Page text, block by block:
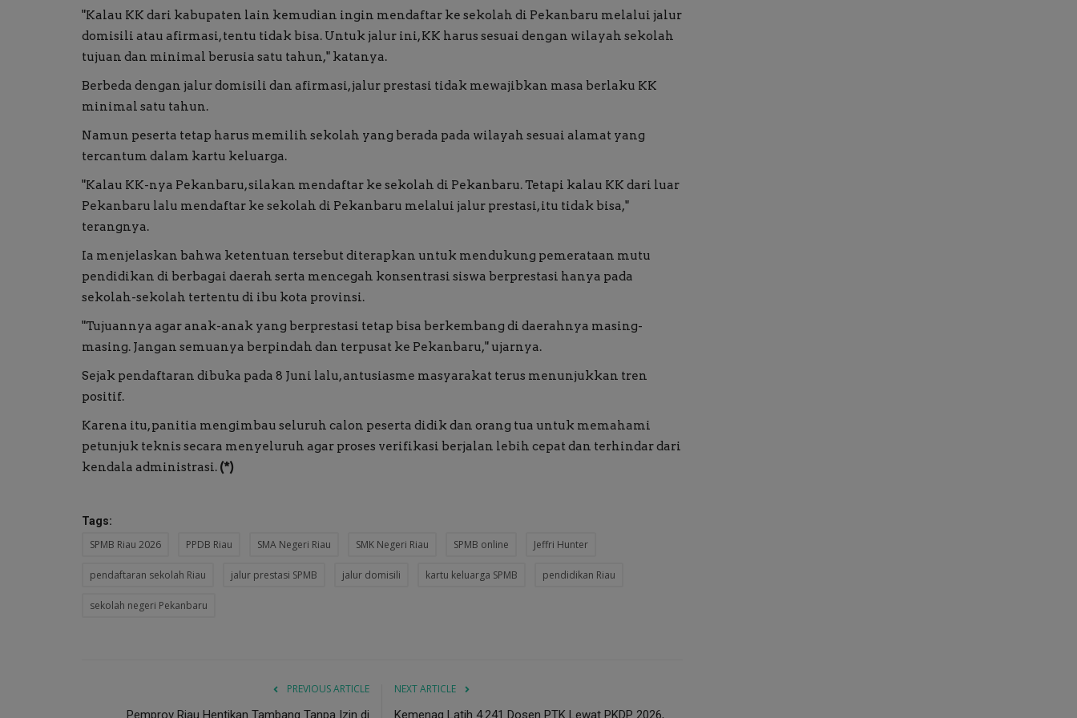
"Kalau KK dari kabupaten lain kemudian ingin mendaftar ke sekolah di Pekanbaru melalui jalur
domisili atau afirmasi, tentu tidak bisa. Untuk jalur ini, KK harus sesuai dengan wilayah sekolah
tujuan dan minimal berusia satu tahun," katanya.
Berbeda dengan jalur domisili dan afirmasi, jalur prestasi tidak mewajibkan masa berlaku KK
minimal satu tahun.
Namun peserta tetap harus memilih sekolah yang berada pada wilayah sesuai alamat yang
tercantum dalam kartu keluarga.
"Kalau KK-nya Pekanbaru, silakan mendaftar ke sekolah di Pekanbaru. Tetapi kalau KK dari luar
Pekanbaru lalu mendaftar ke sekolah di Pekanbaru melalui jalur prestasi, itu tidak bisa,"
terangnya.
Ia menjelaskan bahwa ketentuan tersebut diterapkan untuk mendukung pemerataan mutu
pendidikan di berbagai daerah serta mencegah konsentrasi siswa berprestasi hanya pada
sekolah-sekolah tertentu di ibu kota provinsi.
"Tujuannya agar anak-anak yang berprestasi tetap bisa berkembang di daerahnya masing-
masing. Jangan semuanya berpindah dan terpusat ke Pekanbaru," ujarnya.
Sejak pendaftaran dibuka pada 8 Juni lalu, antusiasme masyarakat terus menunjukkan tren
positif.
Karena itu, panitia mengimbau seluruh calon peserta didik dan orang tua untuk memahami
petunjuk teknis secara menyeluruh agar proses verifikasi berjalan lebih cepat dan terhindar dari
kendala administrasi. (*)
Tags:
SPMB Riau 2026 PPDB Riau SMA Negeri Riau SMK Negeri Riau SPMB online Jeffri Hunter
pendaftaran sekolah Riau jalur prestasi SPMB jalur domisili kartu keluarga SPMB pendidikan Riau
sekolah negeri Pekanbaru
PREVIOUS ARTICLE
Pemprov Riau Hentikan Tambang Tanpa Izin di
NEXT ARTICLE
Kemenag Latih 4.241 Dosen PTK Lewat PKDP 2026,